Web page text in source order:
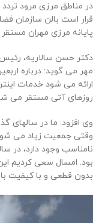
در مناطق مرزی مرود تردد
قرار است بالن سازمان
پایانه مرزی مهران
دکتر حسن سالاریه، رئیس
مهر می گوید: درباره
ارائه می شود خدمات
روزهای آتی مستقر می
وی افزود: ما در سالهای
وقتی جمعیت زیاد می
نامناسب وجود دارد، در
بود. امسال سعی کردیم
بدون قطعی و با کیفیت